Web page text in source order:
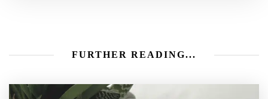
FURTHER READING...